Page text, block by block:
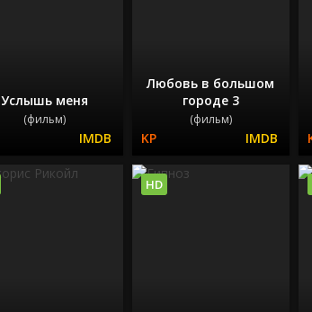
Услышь меня
(фильм)
Любовь в большом
городе 3
(фильм)
HD